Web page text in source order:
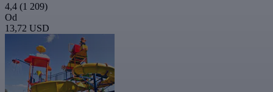
4,4 (1 209)
Od
13,72 USD